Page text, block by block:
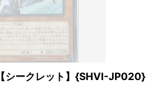
シークレット】{SHVI-JP020}